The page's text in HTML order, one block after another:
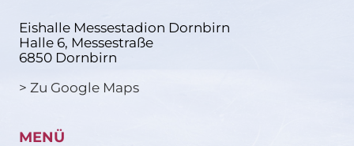
Eishalle Messestadion Dornbirn
Halle 6, Messestraße
6850 Dornbirn
> Zu Google Maps
MENÜ